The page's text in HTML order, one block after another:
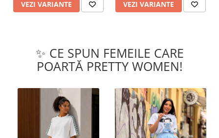
VEZI VARIANTE VEZI VARIANTE
✨ CE SPUN FEMEILE CARE
POARTĂ PRETTY WOMEN!